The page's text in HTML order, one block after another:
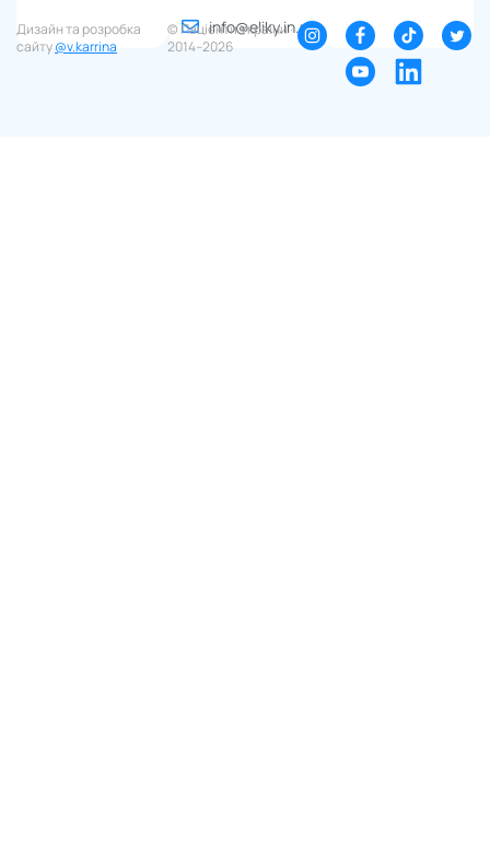
info@eliky.in.ua
Дизайн та розробка
сайту@v.karrina
© Пацієнти України ∙
2014–2026